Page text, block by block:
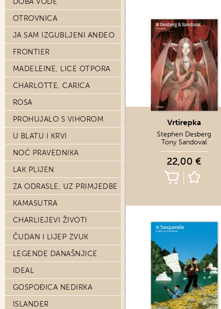
OTROVNICA
JA SAM IZGUBLJENI ANĐEO
FRONTIER
MADELEINE, LICE OTPORA
CHARLOTTE, CARICA
ROSA
PROHUJALO S VIHOROM
U BLATU I KRVI
NOĆ PRAVEDNIKA
LAK PLIJEN
ZA ODRASLE, UZ PRIMJEDBE
KAMASUTRA
CHARLIEJEVI ŽIVOTI
ČUDAN I LIJEP ZVUK
LEGENDE DANAŠNJICE
IDEAL
GOSPOĐICA NEDIRKA
ISLANDER
Vrtirepka
Stephen Desberg
Tony Sandoval
22,00 €